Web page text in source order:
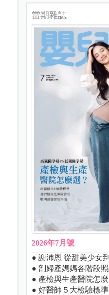
當期雜誌
2026年7月號
● 謝沛恩 從甜美少女
● 剖婦產媽媽各階段
● 產檢與生產醫院怎麼
● 好醫師５大檢驗標